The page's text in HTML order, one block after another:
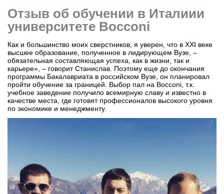
Отзыв об обучении в Италиии
университете Bocconi
Как и большинство моих сверстников, я уверен, что в XXI веке
высшее образование, полученное в лидирующем Вузе, –
обязательная составляющая успеха, как в жизни, так и
карьере», – говорит Станислав. Поэтому еще до окончания
программы Бакалавриата в российском Вузе, он планировал
пройти обучение за границей. Выбор пал на Bocconi, т.к.
учебное заведение получило всемирную славу и известно в
качестве места, где готовят профессионалов высокого уровня
по экономике и менеджменту.